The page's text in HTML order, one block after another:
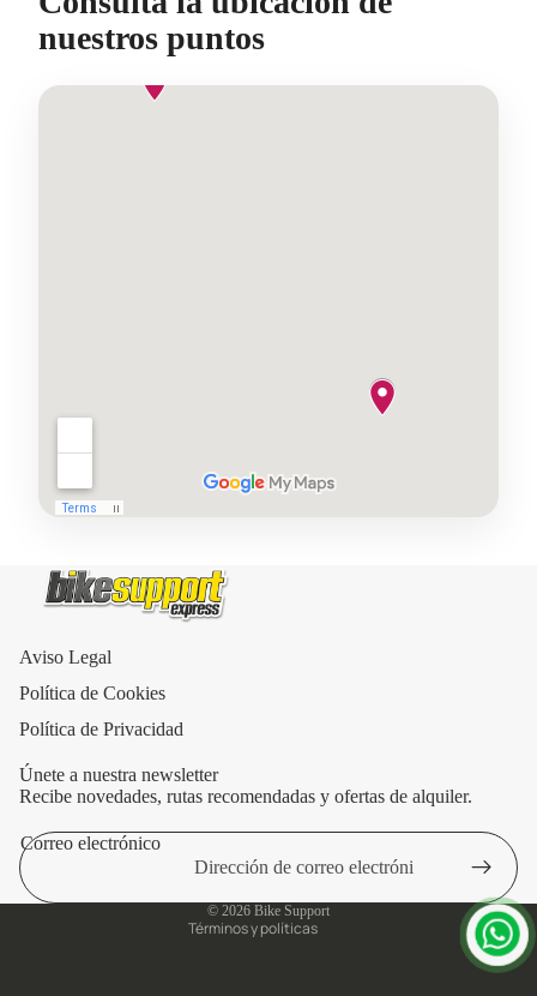
nuestros puntos
Aviso Legal
Política de Cookies
Política de Privacidad
Únete a nuestra newsletter
Recibe novedades, rutas recomendadas y ofertas de alquiler.
Correo electrónico
© 2026 Bike Support
Términos y políticas
Política de privacidad